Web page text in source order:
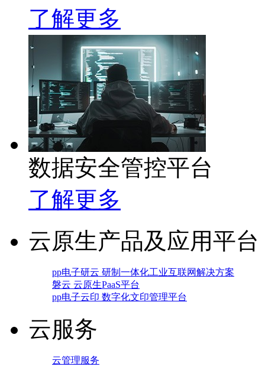
了解更多
数据安全管控平台
了解更多
云原生产品及应用平台
pp电子研云 研制一体化工业互联网解决方案
磐云 云原生PaaS平台
pp电子云印 数字化文印管理平台
云服务
云管理服务